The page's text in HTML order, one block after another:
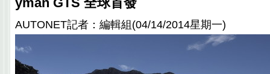
AUTONET記者：編輯組(04/14/2014星期一)